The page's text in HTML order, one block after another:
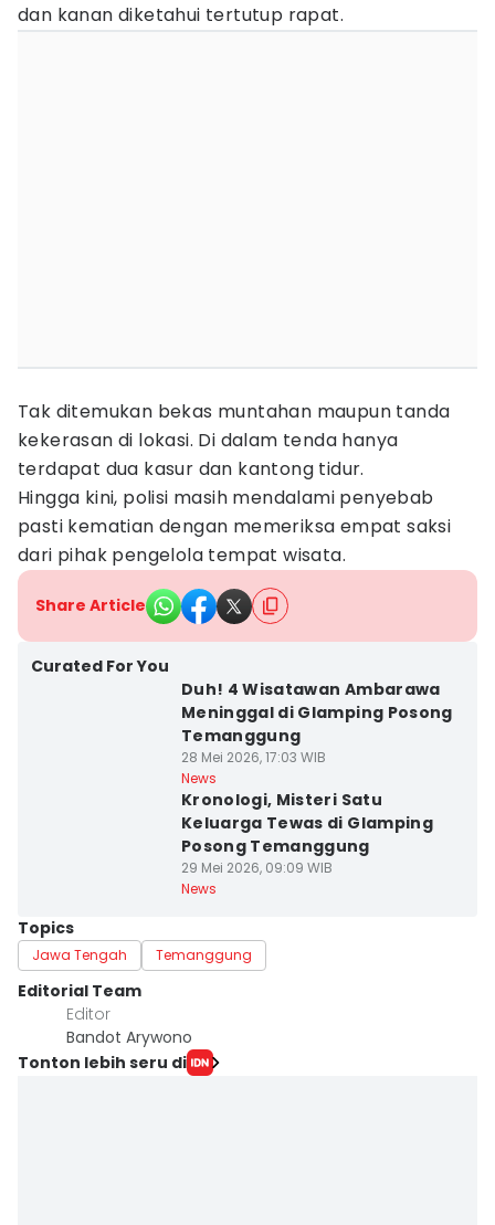
dan kanan diketahui tertutup rapat.
Tak ditemukan bekas muntahan maupun tanda
kekerasan di lokasi. Di dalam tenda hanya
terdapat dua kasur dan kantong tidur.
Hingga kini, polisi masih mendalami penyebab
pasti kematian dengan memeriksa empat saksi
dari pihak pengelola tempat wisata.
Share Article
Curated For You
Duh! 4 Wisatawan Ambarawa
Meninggal di Glamping Posong
Temanggung
28 Mei 2026, 17:03 WIB
News
Kronologi, Misteri Satu
Keluarga Tewas di Glamping
Posong Temanggung
29 Mei 2026, 09:09 WIB
News
Topics
Jawa Tengah Temanggung
Editorial Team
Editor
Bandot Arywono
Tonton lebih seru di